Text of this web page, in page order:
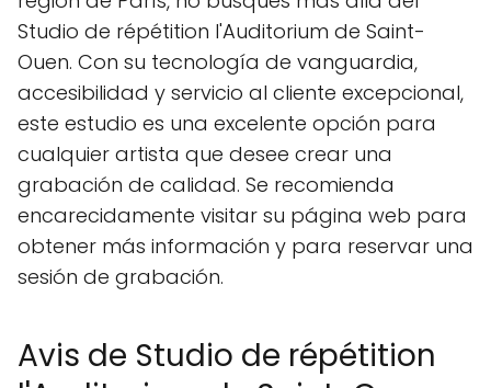
Studio de répétition l'Auditorium de Saint-
Ouen. Con su tecnología de vanguardia,
accesibilidad y servicio al cliente excepcional,
este estudio es una excelente opción para
cualquier artista que desee crear una
grabación de calidad. Se recomienda
encarecidamente visitar su página web para
obtener más información y para reservar una
sesión de grabación.
Avis de Studio de répétition